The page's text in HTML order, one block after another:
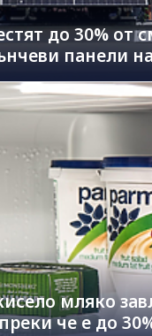
до 30% от
панели
мляко
че е до